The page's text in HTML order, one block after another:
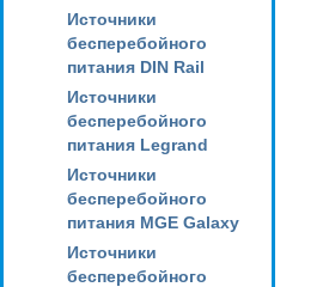
Источники
бесперебойного
питания DIN Rail
Источники
бесперебойного
питания Legrand
Источники
бесперебойного
питания MGE Galaxy
Источники
бесперебойного